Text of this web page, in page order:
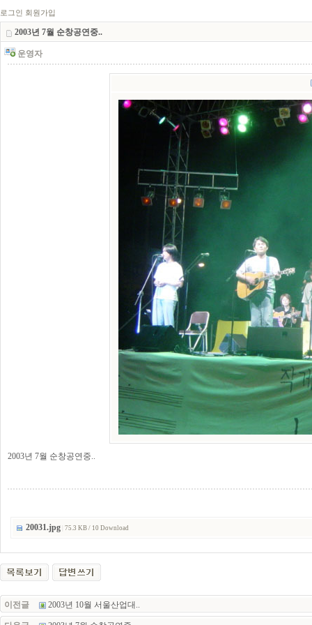
로그인 회원가입
2003년 7월 순창공연중..
운영자
2003년 7월 순창공연중..
20031.jpg 75.3 KB / 10 Download
이전글 2003년 10월 서울산업대..